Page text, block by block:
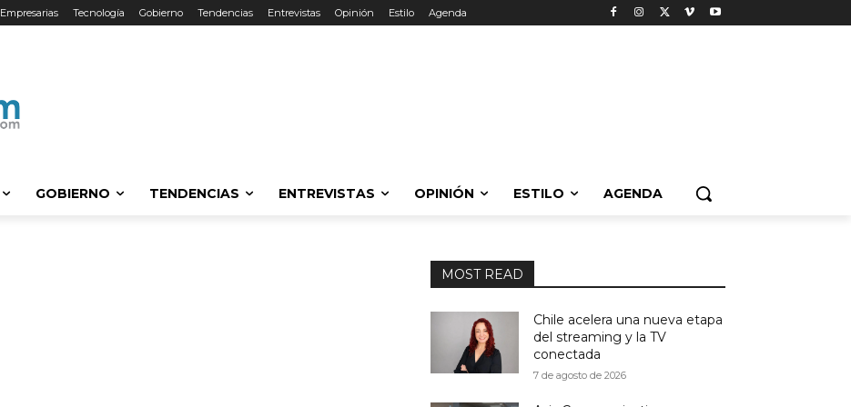
Empresarias Tecnología Gobierno Tendencias Entrevistas Opinión Estilo Agenda
GOBIERNO TENDENCIAS ENTREVISTAS OPINIÓN ESTILO AGENDA
MOST READ
Chile acelera una nueva etapa
del streaming y la TV
conectada
7 de agosto de 2026